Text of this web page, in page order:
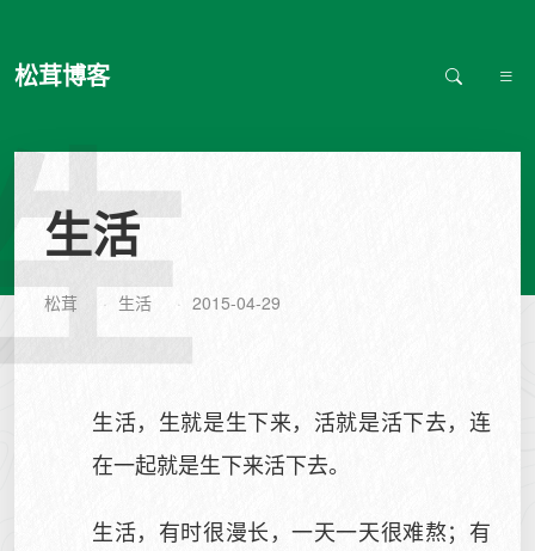
松茸博客
生活
松茸 生活 2015-04-29
生活，生就是生下来，活就是活下去，连
在一起就是生下来活下去。
生活，有时很漫长，一天一天很难熬；有